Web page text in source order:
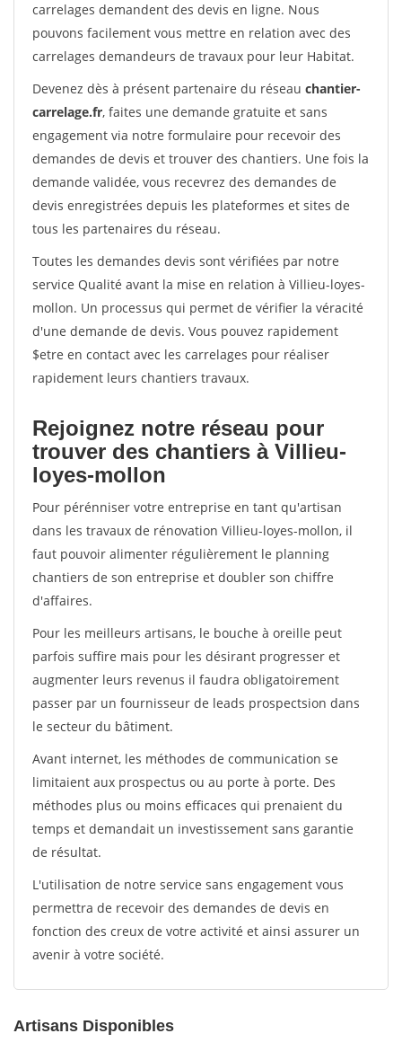
carrelages demandent des devis en ligne. Nous
pouvons facilement vous mettre en relation avec des
carrelages demandeurs de travaux pour leur Habitat.
Devenez dès à présent partenaire du réseau chantier-
carrelage.fr, faites une demande gratuite et sans
engagement via notre formulaire pour recevoir des
demandes de devis et trouver des chantiers. Une fois la
demande validée, vous recevrez des demandes de
devis enregistrées depuis les plateformes et sites de
tous les partenaires du réseau.
Toutes les demandes devis sont vérifiées par notre
service Qualité avant la mise en relation à Villieu-loyes-
mollon. Un processus qui permet de vérifier la véracité
d'une demande de devis. Vous pouvez rapidement
$etre en contact avec les carrelages pour réaliser
rapidement leurs chantiers travaux.
Rejoignez notre réseau pour
trouver des chantiers à Villieu-
loyes-mollon
Pour pérénniser votre entreprise en tant qu'artisan
dans les travaux de rénovation Villieu-loyes-mollon, il
faut pouvoir alimenter régulièrement le planning
chantiers de son entreprise et doubler son chiffre
d'affaires.
Pour les meilleurs artisans, le bouche à oreille peut
parfois suffire mais pour les désirant progresser et
augmenter leurs revenus il faudra obligatoirement
passer par un fournisseur de leads prospectsion dans
le secteur du bâtiment.
Avant internet, les méthodes de communication se
limitaient aux prospectus ou au porte à porte. Des
méthodes plus ou moins efficaces qui prenaient du
temps et demandait un investissement sans garantie
de résultat.
L'utilisation de notre service sans engagement vous
permettra de recevoir des demandes de devis en
fonction des creux de votre activité et ainsi assurer un
avenir à votre société.
Artisans Disponibles